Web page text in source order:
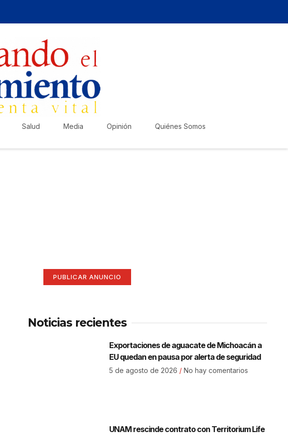
Salud Media Opinión Quiénes Somos
PUBLICAR ANUNCIO
Noticias recientes
Exportaciones de aguacate de Michoacán a
EU quedan en pausa por alerta de seguridad
5 de agosto de 2026 No hay comentarios
UNAM rescinde contrato con Territorium Life